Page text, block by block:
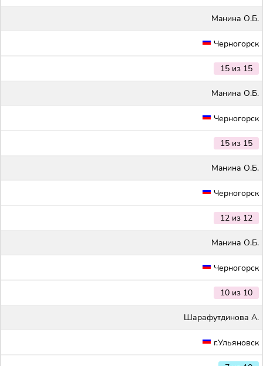
Maнина О.Б.
Черногорск
15 из 15
Maнина О.Б.
Черногорск
15 из 15
Maнина О.Б.
Черногорск
12 из 12
Maнина О.Б.
Черногорск
10 из 10
Шарафутдинова А.
г.Ульяновск